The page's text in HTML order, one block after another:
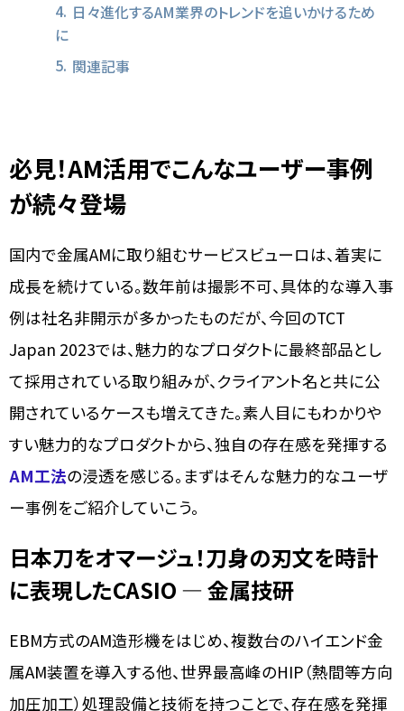
日々進化するAM業界のトレンドを追いかけるため
に
関連記事
必見！AM活用でこんなユーザー事例
が続々登場
国内で金属AMに取り組むサービスビューロは、着実に
成長を続けている。数年前は撮影不可、具体的な導入事
例は社名非開示が多かったものだが、今回のTCT
Japan 2023では、魅力的なプロダクトに最終部品とし
て採用されている取り組みが、クライアント名と共に公
開されているケースも増えてきた。素人目にもわかりや
すい魅力的なプロダクトから、独自の存在感を発揮する
AM工法の浸透を感じる。まずはそんな魅力的なユーザ
ー事例をご紹介していこう。
日本刀をオマージュ！刀身の刃文を時計
に表現したCASIO ― 金属技研
EBM方式のAM造形機をはじめ、複数台のハイエンド金
属AM装置を導入する他、世界最高峰のHIP（熱間等方向
加圧加工）処理設備と技術を持つことで、存在感を発揮